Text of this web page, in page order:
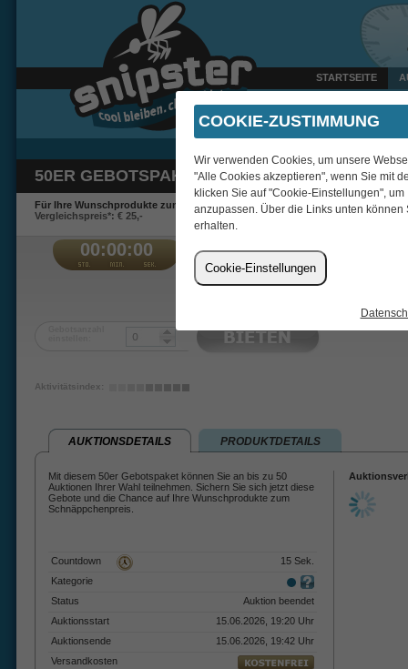
STARTSEITE
Gestern um 22:59 Uhr
50ER GEBOTSPAKET
Für Ihre Wunschprodukte zum Schnäppchenpreis.
Vergleichspreis*: € 25,-
00:00:00 €
Aktivitätsindex:
AUKTIONSDETAILS PRODUKTDETAILS
Mit diesem 50er Gebotspaket können Sie an bis zu 50
Auktionen Ihrer Wahl teilnehmen. Sichern Sie sich jetzt diese
Gebote und die Chance auf Ihre Wunschprodukte zum
Schnäppchenpreis.
Countdown
15 Sek.
Kategorie
Status
Auktion beendet
Auktionsstart
15.06.2026, 19:20 Uhr
Auktionsende
15.06.2026, 19:42 Uhr
Versandkosten
COOKIE-ZUSTIMMUNG
Wir verwenden Cookies, um unsere
"Alle Cookies akzeptieren", wenn Sie mit
klicken Sie auf "Cookie-Einstellungen",
anzupassen. Über die Links unten
erhalten.
Cookie-Einstellungen